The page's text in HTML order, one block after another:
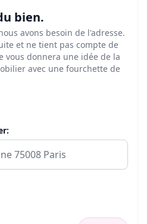
bien.
avons besoin de l'adresse.
et ne tient pas compte de
vous donnera une idée de la
avec une fourchette de